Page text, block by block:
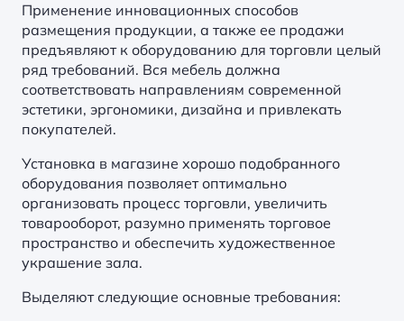
Применение инновационных способов
размещения продукции, а также ее продажи
предъявляют к оборудованию для торговли целый
ряд требований. Вся мебель должна
соответствовать направлениям современной
эстетики, эргономики, дизайна и привлекать
покупателей.
Установка в магазине хорошо подобранного
оборудования позволяет оптимально
организовать процесс торговли, увеличить
товарооборот, разумно применять торговое
пространство и обеспечить художественное
украшение зала.
Выделяют следующие основные требования: